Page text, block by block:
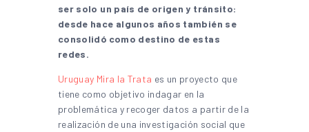
ser solo un país de origen y tránsito:
desde hace algunos años también se
consolidó como destino de estas
redes.
Uruguay Mira la Trata es un proyecto que
tiene como objetivo indagar en la
problemática y recoger datos a partir de la
realización de una investigación social que